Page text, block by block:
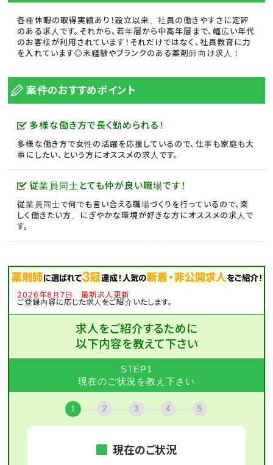
各種休暇の取得実績あり！設立以来、社員の働きやすさに定評
のある求人です。それから、若年層から中高年層まで、幅広い年代
のお客様が利用されています！それだけではなく、社員教育に力
を入れています◎未経験やブランクのある薬剤師向け求人！
案件のおすすめポイント
多様な働き方で長く勤められる！
多様な働き方で女性の活躍を応援しているので、仕事も家庭も大
事にしたい、という方にオススメの求人です。
従業員同士とても仲が良い職場です！
従業員同士で何でも言い合える職場づくりを行っているので、楽
しく働きたい方、にぎやかな環境が好きな方にオススメの求人で
す。
2026年8月7日 最新求人更新
ご登録内容に応じた求人をご紹介いたします。
求人をご紹介するために
以下内容を教えて下さい
STEP1
現在のご状況を教え下さい
1 2 3 4 5
現在のご状況